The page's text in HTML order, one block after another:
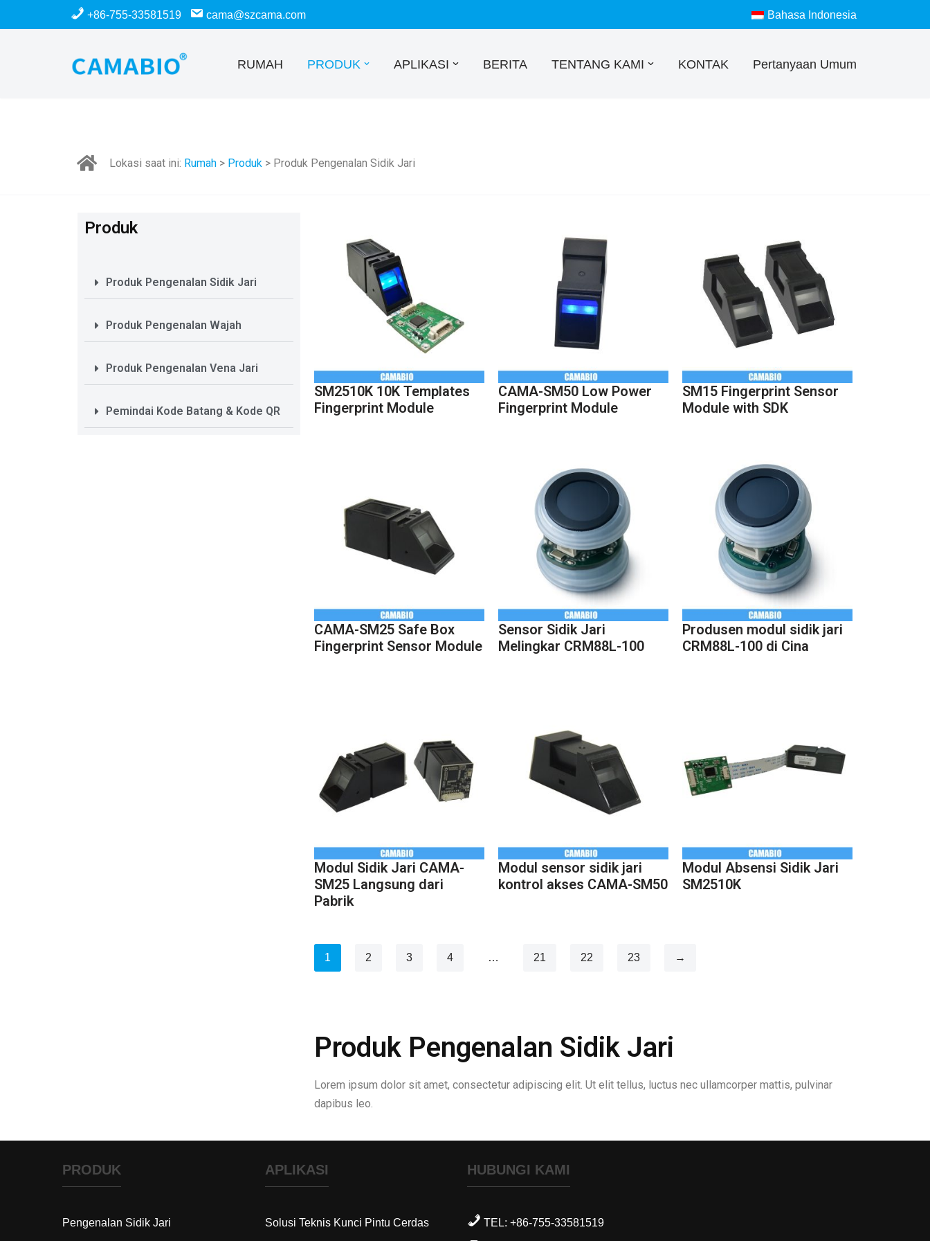
+86-755-33581519 cama@szcama.com Bahasa Indonesia
RUMAH PRODUK APLIKASI BERITA TENTANG KAMI KONTAK Pertanyaan Umum
Lokasi saat ini: Rumah> Produk> Produk Pengenalan Sidik Jari
Produk
Produk Pengenalan Sidik Jari
Produk Pengenalan Wajah
Produk Pengenalan Vena Jari
Pemindai Kode Batang & Kode QR
SM2510K 10K Templates
Fingerprint Module
CAMA-SM50 Low Power
Fingerprint Module
SM15 Fingerprint Sensor
Module with SDK
CAMA-SM25 Safe Box
Fingerprint Sensor Module
Sensor Sidik Jari
Melingkar CRM88L-100
Produsen modul sidik jari
CRM88L-100 di Cina
Modul Sidik Jari CAMA-
SM25 Langsung dari
Pabrik
Modul sensor sidik jari
kontrol akses CAMA-SM50
Modul Absensi Sidik Jari
SM2510K
1 2 3 4 … 21 22 23 →
Produk Pengenalan Sidik Jari
Lorem ipsum dolor sit amet, consectetur adipiscing elit. Ut elit tellus, luctus nec ullamcorper mattis, pulvinar
dapibus leo.
PRODUK
Pengenalan Sidik Jari
APLIKASI
Solusi Teknis Kunci Pintu Cerdas
HUBUNGI KAMI
TEL: +86-755-33581519